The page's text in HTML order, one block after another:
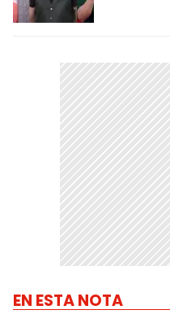
EN ESTA NOTA